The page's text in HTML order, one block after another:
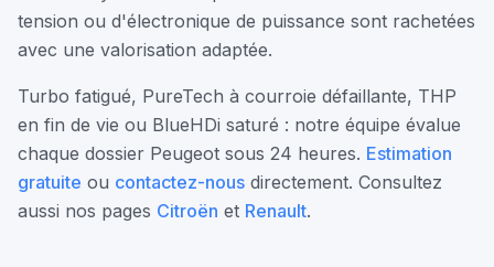
tension ou d'électronique de puissance sont rachetées
avec une valorisation adaptée.
Turbo fatigué, PureTech à courroie défaillante, THP
en fin de vie ou BlueHDi saturé : notre équipe évalue
chaque dossier Peugeot sous 24 heures. Estimation
gratuite ou contactez-nous directement. Consultez
aussi nos pages Citroën et Renault.